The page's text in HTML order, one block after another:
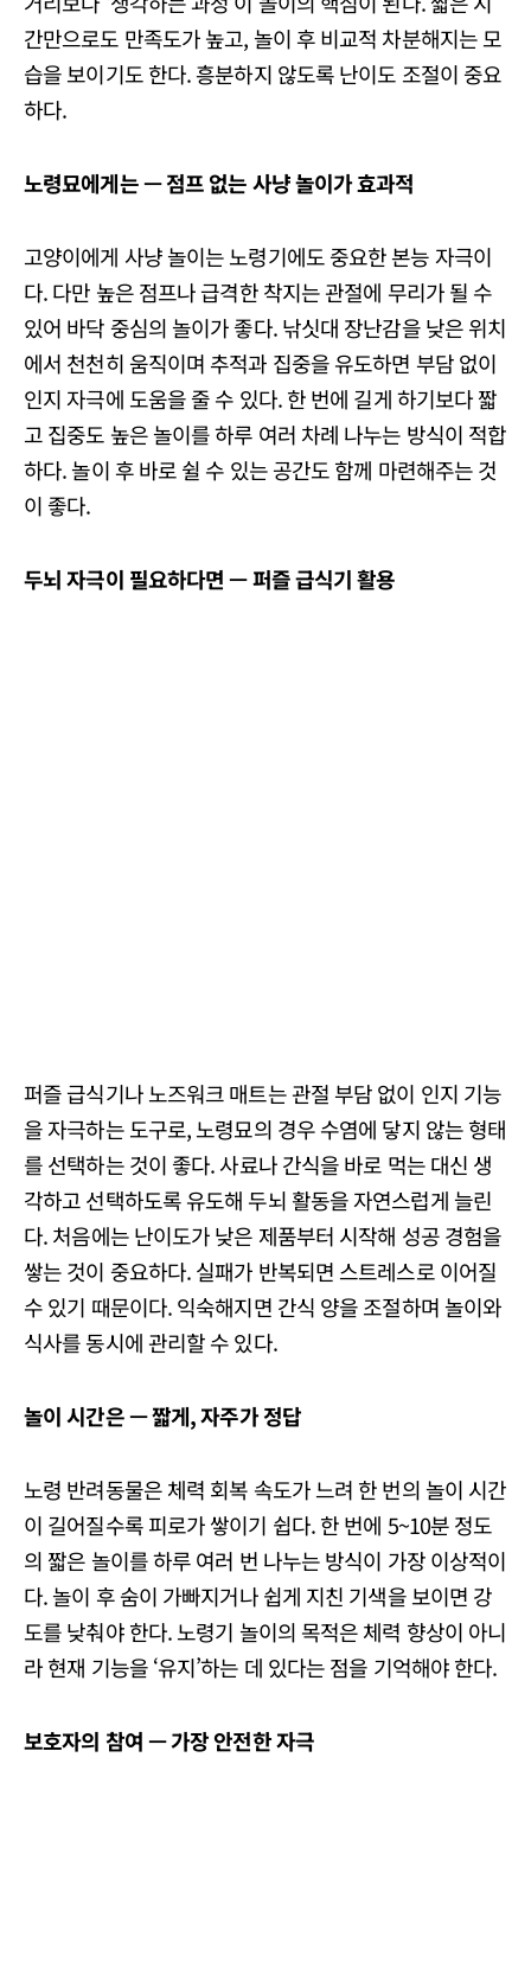
간만으로도 만족도가 높고, 놀이 후 비교적 차분해지는 모
습을 보이기도 한다. 흥분하지 않도록 난이도 조절이 중요
하다.
노령묘에게는 —점프없는사냥놀이가효과적
고양이에게 사냥 놀이는 노령기에도 중요한 본능 자극이
다. 다만 높은 점프나 급격한 착지는 관절에 무리가 될 수
있어 바닥 중심의 놀이가 좋다. 낚싯대 장난감을 낮은 위치
에서 천천히 움직이며 추적과 집중을 유도하면 부담 없이
인지 자극에 도움을 줄 수 있다. 한 번에 길게 하기보다 짧
고 집중도 높은 놀이를 하루 여러 차례 나누는 방식이 적합
하다. 놀이 후 바로 쉴 수 있는 공간도 함께 마련해주는 것
이 좋다.
두뇌자극이 필요하다면 —퍼즐급식기활용
퍼즐 급식기나 노즈워크 매트는 관절 부담 없이 인지 기능
을 자극하는 도구로, 노령묘의 경우 수염에 닿지 않는 형태
를 선택하는 것이 좋다. 사료나 간식을 바로 먹는 대신 생
각하고 선택하도록 유도해 두뇌 활동을 자연스럽게 늘린
다. 처음에는 난이도가 낮은 제품부터 시작해 성공 경험을
쌓는 것이 중요하다. 실패가 반복되면 스트레스로 이어질
수 있기 때문이다. 익숙해지면 간식 양을 조절하며 놀이와
식사를 동시에 관리할 수 있다.
놀이시간은 —짧게,자주가정답
노령 반려동물은 체력 회복 속도가 느려 한 번의 놀이 시간
이 길어질수록 피로가 쌓이기 쉽다. 한 번에 5~10분 정도
의 짧은 놀이를 하루 여러 번 나누는 방식이 가장 이상적이
다. 놀이 후 숨이 가빠지거나 쉽게 지친 기색을 보이면 강
도를 낮춰야 한다. 노령기 놀이의 목적은 체력 향상이 아니
라 현재 기능을 ‘유지’하는 데 있다는 점을 기억해야 한다.
보호자의 참여 —가장안전한자극